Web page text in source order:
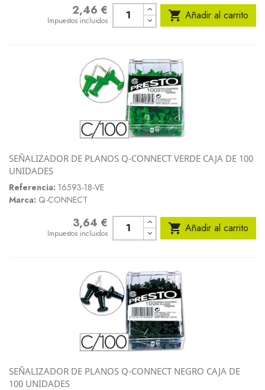
2,46 €
Impuestos incluidos  Añadir al carrito
SEÑALIZADOR DE PLANOS Q-CONNECT VERDE CAJA DE 100
UNIDADES
Referencia: 16593-18-VE
Marca: Q-CONNECT
3,64 €
Impuestos incluidos  Añadir al carrito
SEÑALIZADOR DE PLANOS Q-CONNECT NEGRO CAJA DE
100 UNIDADES